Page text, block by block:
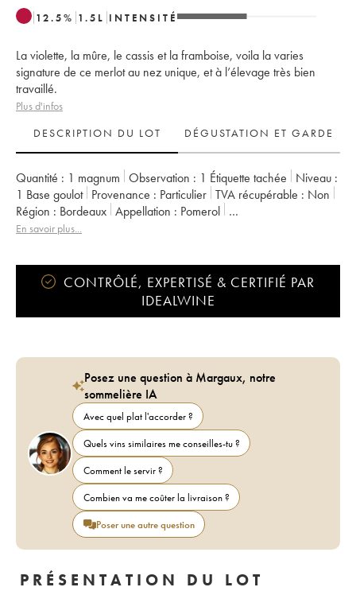
12.5% 1.5 L INTENSITÉ
La violette, la mûre, le cassis et la framboise, voila la varies
signature de ce merlot au nez unique, et à l’élevage très bien
travaillé.
Plus d'infos
DESCRIPTION DU LOT
DÉGUSTATION ET GARDE
Quantité : 1 magnum Observation : 1 Étiquette tachée
Niveau :
1 Base goulot Provenance : particulier TVA récupérable :
non
Région :
Bordeaux Appellation : Pomerol
Propriétaire :
En savoir plus...
CONTRÔLÉ, EXPERTISÉ & CERTIFIÉ PAR
IDEALWINE
Posez une question à Margaux, notre
sommelière IA
Avec quel plat l'accorder ?
Quels vins similaires me conseilles-tu ?
Comment le servir ?
Combien va me coûter la livraison ?
Poser une autre question
PRÉSENTATION DU LOT